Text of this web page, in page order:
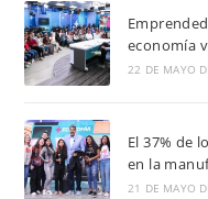
economía
22 DE MAYO
El 37% de
en la
21 DE MAYO